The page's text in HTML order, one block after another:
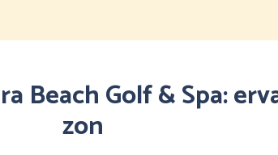
Beach Golf & Spa:
zon